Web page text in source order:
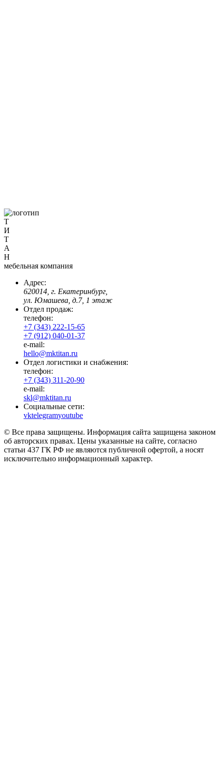
Т
И
Т
А
Н
мебельная компания
Адрес:
620014, г. Екатеринбург,
ул. Юмашева, д.7, 1 этаж
Отдел продаж:
телефон:
+7 (343) 222-15-65
+7 (912) 040-01-37
e-mail:
hello@mktitan.ru
Отдел логистики и снабжения:
телефон:
+7 (343) 311-20-90
e-mail:
skl@mktitan.ru
Социальные сети:
vktelegramyoutube
© Все права защищены. Информация сайта защищена законом
об авторских правах. Цены указанные на сайте, согласно
статьи 437 ГК РФ не являются публичной офертой, а носят
исключительно информационный характер.